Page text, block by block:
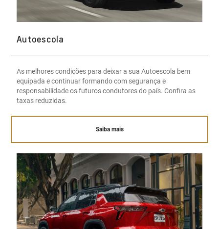
Autoescola
As melhores condições para deixar a sua Autoescola bem
equipada e continuar formando com segurança e
responsabilidade os futuros condutores do país. Confira as
taxas reduzidas.
Saiba mais